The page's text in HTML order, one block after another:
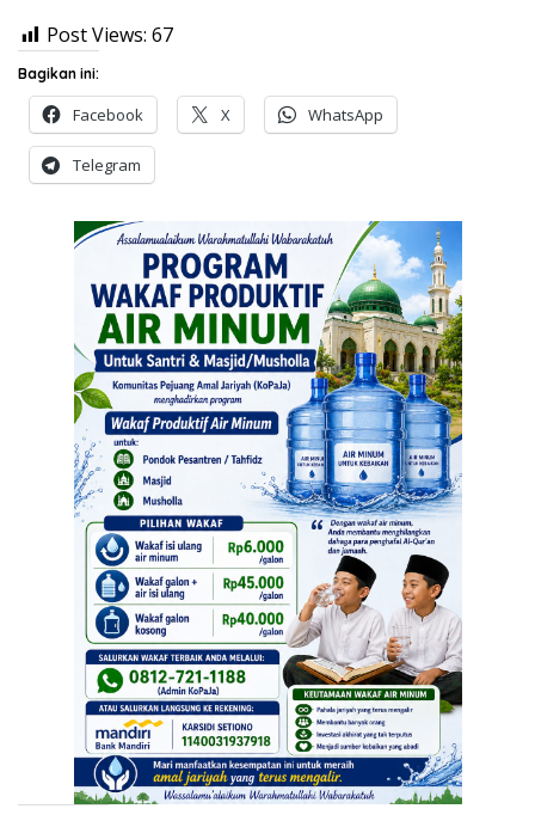
Post Views: 67
Bagikan ini:
Facebook X WhatsApp
Telegram